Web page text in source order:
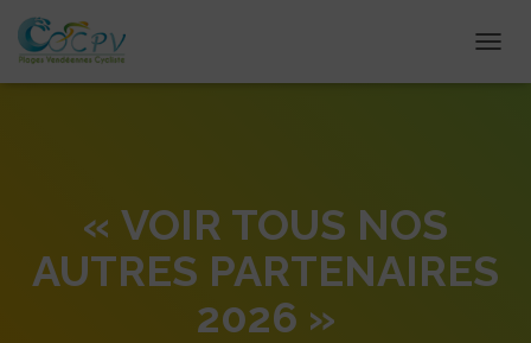
« VOIR TOUS NOS
AUTRES PARTENAIRES
2026 »